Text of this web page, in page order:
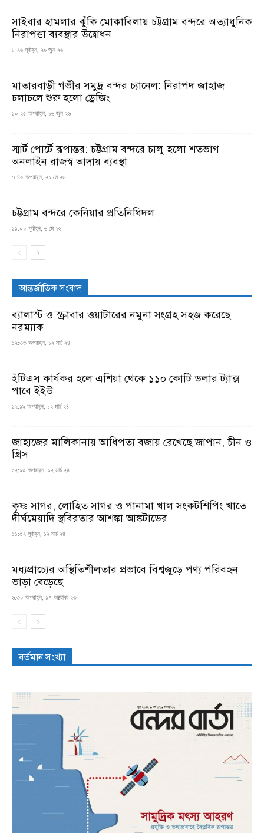
সাইবার হামলার ঝুঁকি মোকাবিলায় চট্টগ্রাম বন্দরে অত্যাধুনিক
নিরাপত্তা ব্যবস্থার উদ্বোধন
৮:২৬ পূর্বাহ্ন, ২৯ জুন ২৬
মাতারবাড়ী গভীর সমুদ্র বন্দর চ্যানেল: নিরাপদ জাহাজ
চলাচলে শুরু হলো ড্রেজিং
১০:২৫ অপরাহ্ন, ১৬ জুন ২৬
স্মার্ট পোর্টে রূপান্তর: চট্টগ্রাম বন্দরে চালু হলো শতভাগ
অনলাইন রাজস্ব আদায় ব্যবস্থা
৭:৪০ অপরাহ্ন, ২১ মে ২৬
চট্টগ্রাম বন্দরে কেনিয়ার প্রতিনিধিদল
১১:০০ পূর্বাহ্ন, ৬ মে ২৬
আন্তর্জাতিক সংবাদ
ব্যালাস্ট ও স্ক্রাবার ওয়াটারের নমুনা সংগ্রহ সহজ করেছে
নরম্যাক
১২:৩৩ অপরাহ্ন, ১২ মার্চ ২৪
ইটিএস কার্যকর হলে এশিয়া থেকে ১১০ কোটি ডলার ট্যাক্স
পাবে ইইউ
১২:১৯ অপরাহ্ন, ১২ মার্চ ২৪
জাহাজের মালিকানায় আধিপত্য বজায় রেখেছে জাপান, চীন ও
গ্রিস
১২:১০ অপরাহ্ন, ১২ মার্চ ২৪
কৃষ্ণ সাগর, লোহিত সাগর ও পানামা খাল সংকটশিপিং খাতে
দীর্ঘমেয়াদি স্থবিরতার আশঙ্কা আঙ্কটাডের
১১:৫২ পূর্বাহ্ন, ১২ মার্চ ২৪
মধ্যপ্রাচ্যের অস্থিতিশীলতার প্রভাবে বিশ্বজুড়ে পণ্য পরিবহন
ভাড়া বেড়েছে
৬:৩০ অপরাহ্ন, ১৭ অক্টোবর ২৩
বর্তমান সংখ্যা